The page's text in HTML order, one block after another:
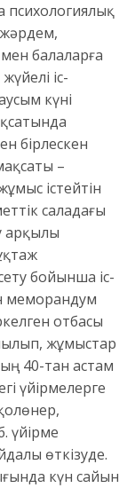
психологиялық
балаларға
іс-
күні
бірлескен
–
істейтін
саладағы
арқылы
бойынша іс-
меморандум
отбасы
жұмыстар
40-тан астам
үйірмелерге
үйірме
өткізуде.
күн сайын